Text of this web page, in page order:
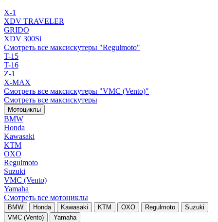
X-1
XDV TRAVELER
GRIDO
XDV 300Si
Смотреть все максискутеры "Regulmoto"
T-15
T-16
Z-1
X-MAX
Смотреть все максискутеры "VMC (Vento)"
Смотреть все максискутеры
Мотоциклы
BMW
Honda
Kawasaki
KTM
OXO
Regulmoto
Suzuki
VMC (Vento)
Yamaha
Смотреть все мотоциклы
BMW Honda Kawasaki KTM OXO Regulmoto
Suzuki
VMC (Vento)
Yamaha